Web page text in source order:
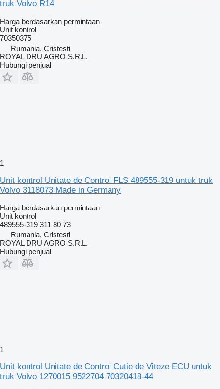
truk Volvo R14
Harga berdasarkan permintaan
Unit kontrol
70350375
Rumania, Cristesti
ROYAL DRU AGRO S.R.L.
Hubungi penjual
1
Unit kontrol Unitate de Control FLS 489555-319 untuk truk
Volvo 3118073 Made in Germany
Harga berdasarkan permintaan
Unit kontrol
489555-319 311 80 73
Rumania, Cristesti
ROYAL DRU AGRO S.R.L.
Hubungi penjual
1
Unit kontrol Unitate de Control Cutie de Viteze ECU untuk
truk Volvo 1270015 9522704 70320418-44